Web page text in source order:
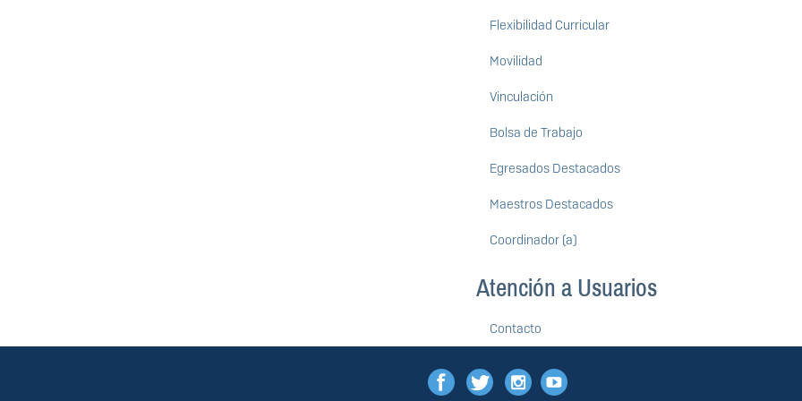
Flexibilidad Curricular
Movilidad
Vinculación
Bolsa de Trabajo
Egresados Destacados
Maestros Destacados
Coordinador (a)
Atención a Usuarios
Contacto